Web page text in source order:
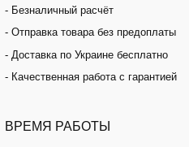
- Безналичный расчёт
- Отправка товара без предоплаты
- Доставка по Украине бесплатно
- Качественная работа с гарантией
ВРЕМЯ РАБОТЫ